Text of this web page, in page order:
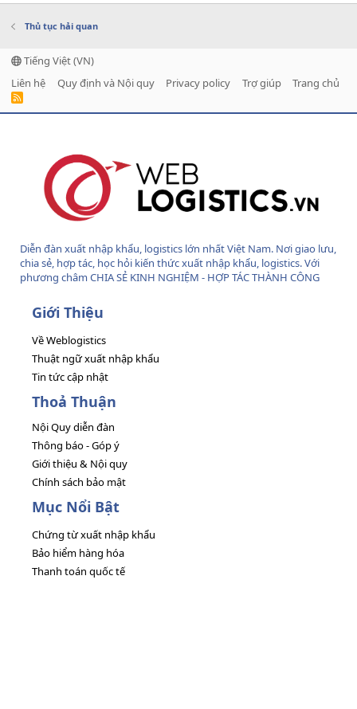
Thủ tục hải quan
Tiếng Việt (VN)
Liên hệ
Quy định và Nội quy Privacy policy Trợ giúp Trang chủ
R
Diễn đàn xuất nhập khẩu, logistics lớn nhất Việt Nam. Nơi giao lưu,
chia sẻ, hợp tác, học hỏi kiến thức xuất nhập khẩu, logistics. Với
phương châm CHIA SẺ KINH NGHIỆM - HỢP TÁC THÀNH CÔNG
Giới Thiệu
Về Weblogistics
Thuật ngữ xuất nhập khẩu
Tin tức cập nhật
Thoả Thuận
Nội Quy diễn đàn
Thông báo - Góp ý
Giới thiệu & Nội quy
Chính sách bảo mật
Mục Nổi Bật
Chứng từ xuất nhập khẩu
Bảo hiểm hàng hóa
Thanh toán quốc tế